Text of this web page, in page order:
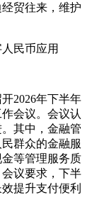
贸往来，维护
民币应用
2026年下半年
会议。会议认
其中，金融管
群众的金融服
等管理服务质
议要求，下半
提升支付便利